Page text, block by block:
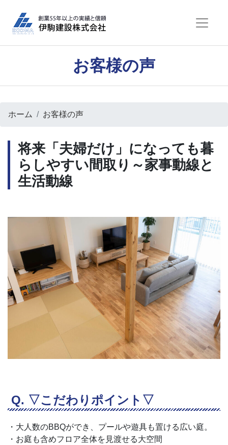
お客様の声
ホーム お客様の声
将来「夫婦だけ」になっても暮
らしやすい間取り～家事動線と
生活動線
▽こだわりポイント▽
・大人数のBBQができ、プールや遊具も置ける広い庭。
・お庭も含めフロア全体を見渡せる大空間